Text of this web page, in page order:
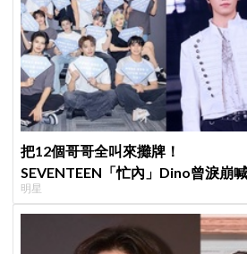
把12個哥哥全叫來攤牌！
SEVENTEEN「忙內」Dino曾淚崩
團，全靠這件事救回來
明星